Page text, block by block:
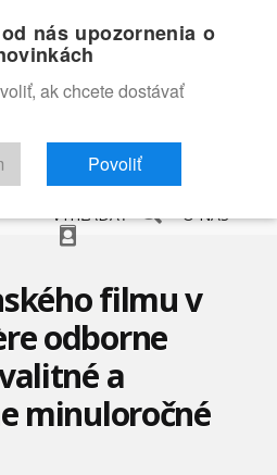
FILMOVÁ DATABÁZA
VYHĽADAŤ O NÁS
filmu v
odborne
a
minuloročné
nás upozornenia o
ak chcete dostávať
Povoliť